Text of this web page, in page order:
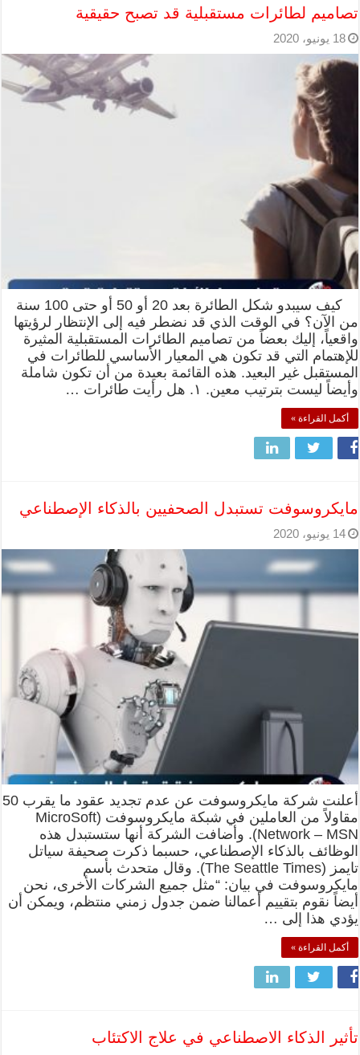
تصاميم لطائرات مستقبلية قد تصبح حقيقية
18 يونيو، 2020
كيف سيبدو شكل الطائرة بعد 20 أو 50 أو حتى 100 سنة
من الآن؟ في الوقت الذي قد نضطر فيه إلى الإنتظار لرؤيتها
واقعياً، إليك بعضاً من تصاميم الطائرات المستقبلية المثيرة
للإهتمام التي قد تكون هي المعيار الأساسي للطائرات في
المستقبل غير البعيد. هذه القائمة بعيدة من أن تكون شاملة
وأيضاً ليست بترتيب معين. ١. هل رأيت طائرات …
أكمل القراءة »
مايكروسوفت تستبدل الصحفيين بالذكاء الإصطناعي
14 يونيو، 2020
أعلنت شركة مايكروسوفت عن عدم تجديد عقود ما يقرب 50
مقاولاً من العاملين في شبكة مايكروسوفت (MicroSoft
Network – MSN). وأضافت الشركة أنها ستستبدل هذه
الوظائف بالذكاء الإصطناعي، حسبما ذكرت صحيفة سياتل
تايمز (The Seattle Times). وقال متحدث بأسم
مايكروسوفت في بيان: “مثل جميع الشركات الأخرى، نحن
أيضاً نقوم بتقييم أعمالنا ضمن جدول زمني منتظم، ويمكن أن
يؤدي هذا إلى …
أكمل القراءة »
تأثير الذكاء الاصطناعي في علاج الاكتئاب